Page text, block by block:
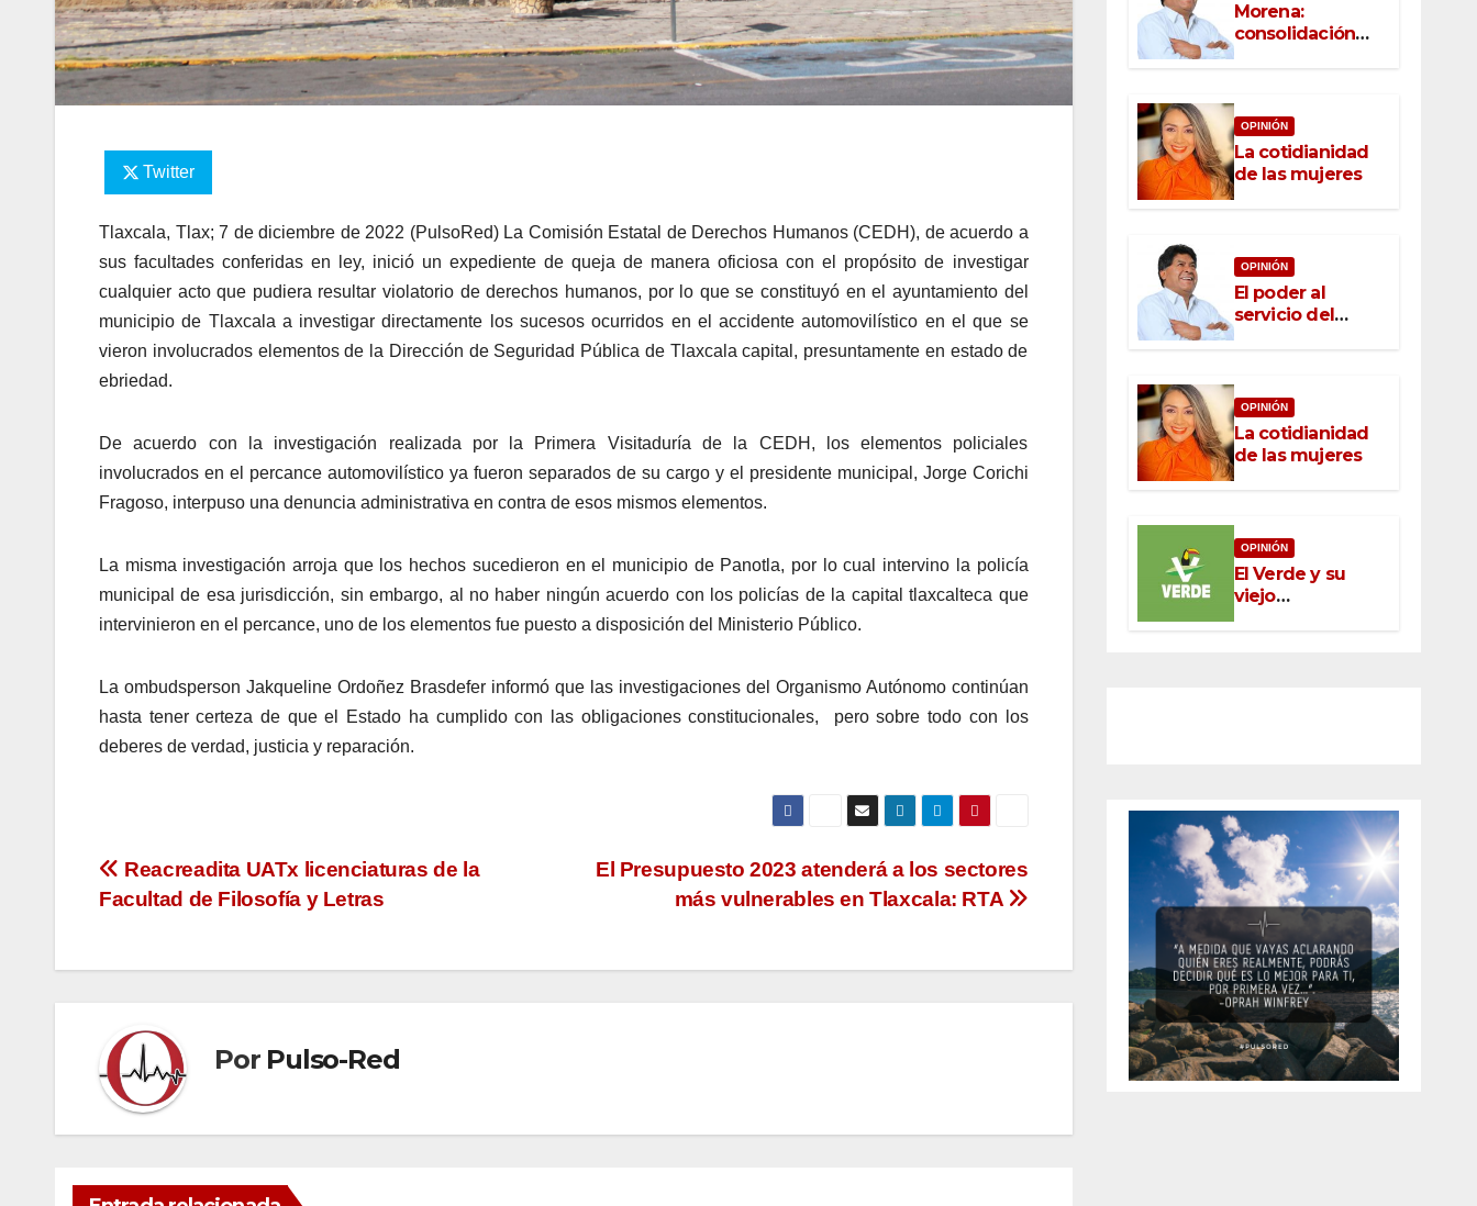
Twitter
Tlaxcala, Tlax; 7 de diciembre de 2022 (PulsoRed) La Comisión Estatal de Derechos Humanos (CEDH), de acuerdo a
sus facultades conferidas en ley, inició un expediente de queja de manera oficiosa con el propósito de investigar
cualquier acto que pudiera resultar violatorio de derechos humanos, por lo que se constituyó en el ayuntamiento del
municipio de Tlaxcala a investigar directamente los sucesos ocurridos en el accidente automovilístico en el que se
vieron involucrados elementos de la Dirección de Seguridad Pública de Tlaxcala capital, presuntamente en estado de
ebriedad.
De acuerdo con la investigación realizada por la Primera Visitaduría de la CEDH, los elementos policiales
involucrados en el percance automovilístico ya fueron separados de su cargo y el presidente municipal, Jorge Corichi
Fragoso, interpuso una denuncia administrativa en contra de esos mismos elementos.
La misma investigación arroja que los hechos sucedieron en el municipio de Panotla, por lo cual intervino la policía
municipal de esa jurisdicción, sin embargo, al no haber ningún acuerdo con los policías de la capital tlaxcalteca que
intervinieron en el percance, uno de los elementos fue puesto a disposición del Ministerio Público.
La ombudsperson Jakqueline Ordoñez Brasdefer informó que las investigaciones del Organismo Autónomo continúan
hasta tener certeza de que el Estado ha cumplido con las obligaciones constitucionales, pero sobre todo con los
deberes de verdad, justicia y reparación.
Navegación
entradas
El Presupuesto 2023 atenderá a los sectores
más vulnerables en Tlaxcala: RTA
Reacreadita UATx licenciaturas de la
Facultad de Filosofía y Letras
Por Pulso-Red
Morena:
consolidación
con raíz, rumbo
OPINIÓN
La cotidianidad
de las mujeres
OPINIÓN
El poder al
servicio del
pueblo: la nueva
México
OPINIÓN
La cotidianidad
de las mujeres
OPINIÓN
El Verde y su
viejo
oportunismo